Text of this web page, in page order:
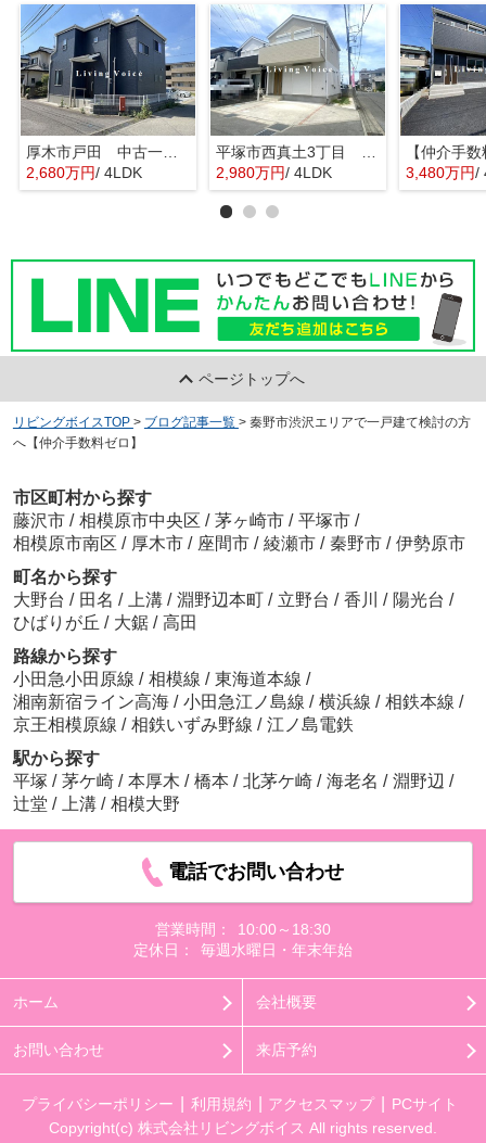
厚木市戸田 中古一戸建て
2,680万円/ 4LDK
2,980万円/ 4LDK 3,480万円/
ページトップへ
リビングボイスTOP > ブログ記事一覧 > 秦野市渋沢エリアで一戸建て検討の方
へ【仲介手数料ゼロ】
市区町村から探す
藤沢市 / 相模原市中央区 / 茅ヶ崎市 / 平塚市 /
相模原市南区 / 厚木市 / 座間市 / 綾瀬市 / 秦野市 / 伊勢原市
町名から探す
大野台 / 田名 / 上溝 / 淵野辺本町 / 立野台 / 香川 / 陽光台 /
ひばりが丘 / 大鋸 / 高田
路線から探す
小田急小田原線 / 相模線 / 東海道本線 /
湘南新宿ライン高海 / 小田急江ノ島線 / 横浜線 / 相鉄本線 /
京王相模原線 / 相鉄いずみ野線 / 江ノ島電鉄
駅から探す
平塚 / 茅ケ崎 / 本厚木 / 橋本 / 北茅ケ崎 / 海老名 / 淵野辺 /
辻堂 / 上溝 / 相模大野
電話でお問い合わせ
営業時間：
10:00～18:30
定休日：
毎週水曜日・年末年始
ホーム 会社概要
お問い合わせ 来店予約
プライバシーポリシー 利用規約 アクセスマップ
PCサイト
Copyright(c) 株式会社リビングボイス All rights reserved.